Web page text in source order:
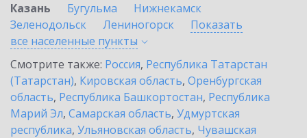
Казань
Бугульма
Нижнекамск
Зеленодольск
Лениногорск
Показать
все населенные пункты
Смотрите также: Россия, Республика Татарстан
(Татарстан), Кировская область, Оренбургская
область, Республика Башкортостан, Республика
Марий Эл, Самарская область, Удмуртская
республика, Ульяновская область, Чувашская